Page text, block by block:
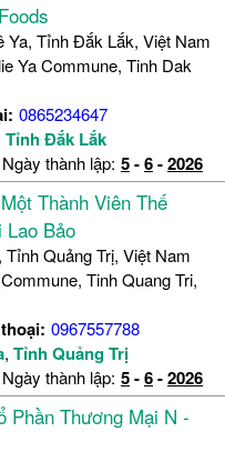
Ya, Tỉnh Đắk Lắk, Việt Nam
Ya Commune, Tinh Dak
0865234647
Tỉnh Đắk Lắk
Ngày thành lập: 5-6-2026
Thành Viên Thế
Lao Bảo
Quảng Trị, Việt Nam
Tinh Quang Tri,
0967557788
, Tỉnh Quảng Trị
Ngày thành lập: 5-6-2026
Phần Thương Mại N -